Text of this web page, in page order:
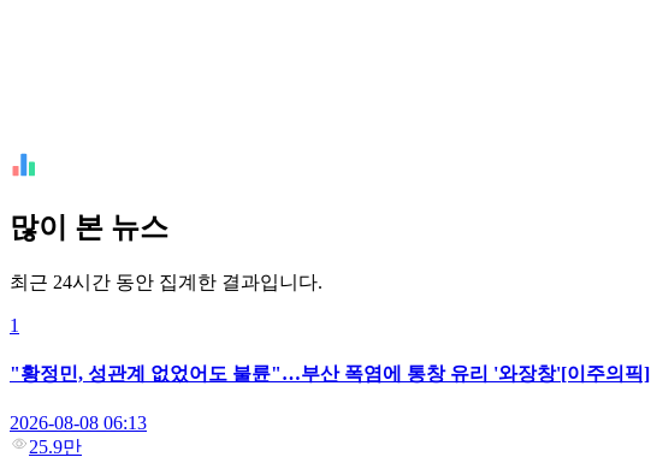
많이 본 뉴스
최근 24시간 동안 집계한 결과입니다.
1
"황정민, 성관계 없었어도 불륜"…부산 폭염에 통창 유리 '와장창'[이주의픽]
2026-08-08 06:13
25.9만